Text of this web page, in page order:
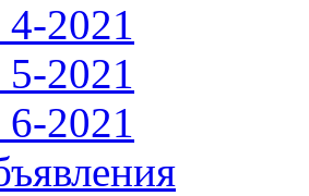
2021
2021
2021